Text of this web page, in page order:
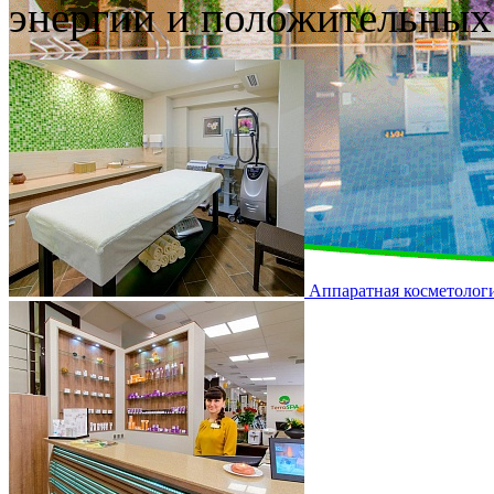
энергии и
Аппаратная